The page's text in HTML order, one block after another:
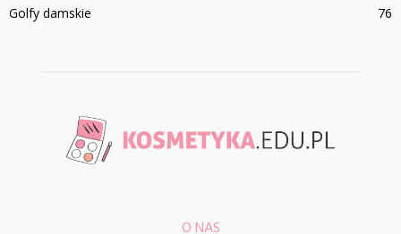
Golfy damskie
76
O NAS